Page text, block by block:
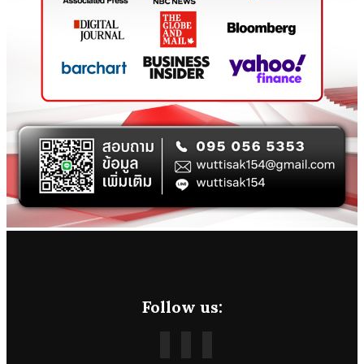
Follow us: